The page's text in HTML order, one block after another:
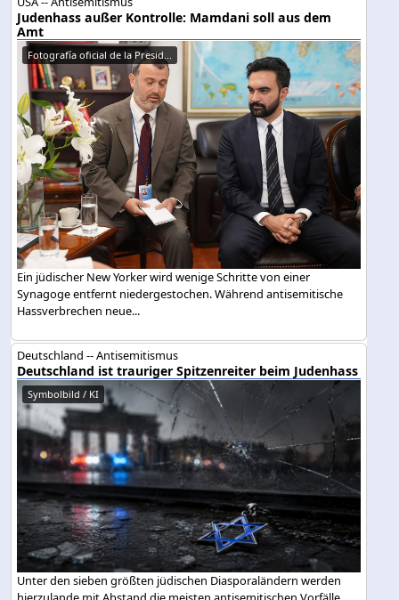
Judenhass außer Kontrolle: Mamdani soll aus dem
Amt
Fotografía oficial de la Presid...
Ein jüdischer New Yorker wird wenige Schritte von einer
Synagoge entfernt niedergestochen. Während antisemitische
Hassverbrechen neue...
Deutschland -- Antisemitismus
Deutschland ist trauriger Spitzenreiter beim Judenhass
Symbolbild / KI
Unter den sieben größten jüdischen Diasporaländern werden